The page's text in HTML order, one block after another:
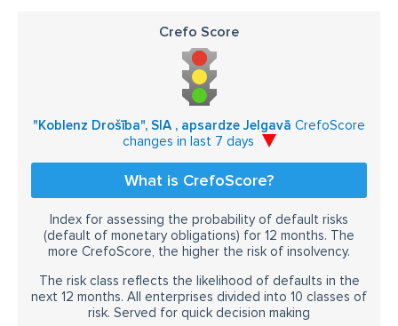
Crefo Score
"Koblenz Drošība", SIA , apsardze Jelgavā CrefoScore
changes in last 7 days
What is CrefoScore?
Index for assessing the probability of default risks
(default of monetary obligations) for 12 months. The
more CrefoScore, the higher the risk of insolvency.
The risk class reflects the likelihood of defaults in the
next 12 months. All enterprises divided into 10 classes of
risk. Served for quick decision making